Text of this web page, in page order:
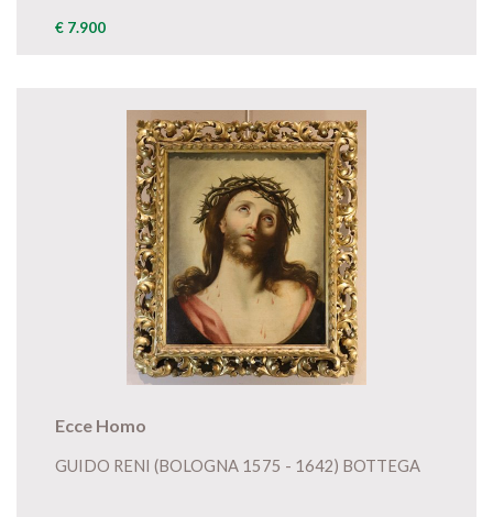
€ 7.900
Ecce Homo
GUIDO RENI (BOLOGNA 1575 - 1642) BOTTEGA